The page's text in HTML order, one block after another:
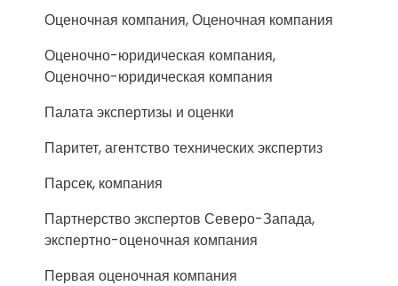
Оценочная компания, Оценочная компания
Оценочно-юридическая компания,
Оценочно-юридическая компания
Палата экспертизы и оценки
Паритет, агентство технических экспертиз
Парсек, компания
Партнерство экспертов Северо-Запада,
экспертно-оценочная компания
Первая оценочная компания